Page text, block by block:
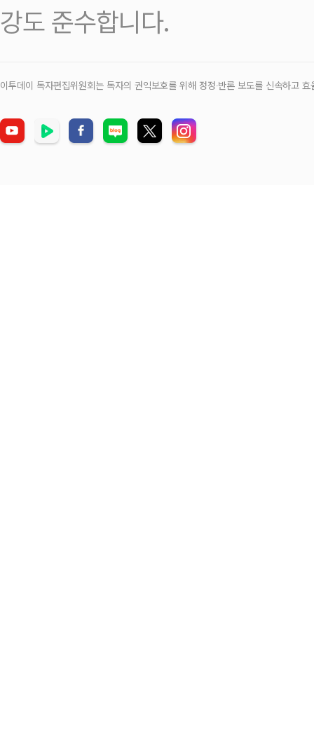
강도 준수합니다.
이투데이 독자편집위원회는 독자의 권익보호를 위해 정정‧반론 보도를 신속하고